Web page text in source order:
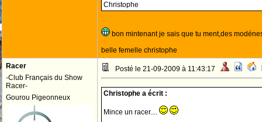
Christophe
bon mintenant je sais que tu ment,des
belle femelle christophe
Racer
-Club Français du Show
Racer-
Gourou Pigeonneux
Posté le 21-09-2009 à 11:43:17
Christophe a écrit :
Mince un racer....